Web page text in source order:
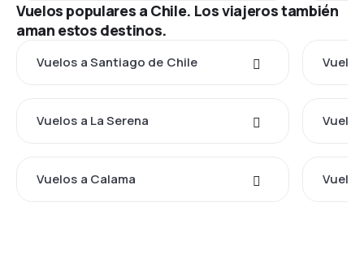
Vuelos populares a Chile. Los viajeros también
aman estos destinos.
Vuelos a Santiago de Chile
Vuelos a La Serena
Vuelos a Calama